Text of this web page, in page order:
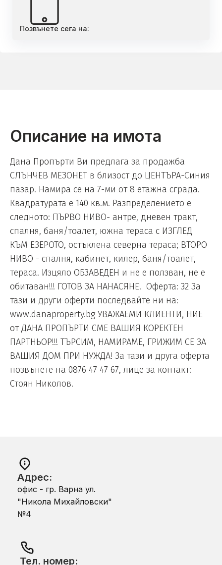
Позвънете сега на:
Описание на имота
Дана Пропърти Ви предлага за продажба
СЛЪНЧЕВ МЕЗОНЕТ в близост до ЦЕНТЪРА-Синия
пазар. Намира се на 7-ми от 8 етажна сграда.
Квадратурата е 140 кв.м. Разпределението е
следното: ПЪРВО НИВО- антре, дневен тракт,
спалня, баня/тоалет, южна тераса с ИЗГЛЕД
КЪМ ЕЗЕРОТО, остъклена северна тераса; ВТОРО
НИВО - спалня, кабинет, килер, баня/тоалет,
тераса. Изцяло ОБЗАВЕДЕН и не е ползван, не е
обитаван!!! ГОТОВ ЗА НАНАСЯНЕ! Оферта: 32 За
тази и други оферти последвайте ни на:
www.danaproperty.bg УВАЖАЕМИ КЛИЕНТИ, НИЕ
от ДАНА ПРОПЪРТИ СМЕ ВАШИЯ КОРЕКТЕН
ПАРТНЬОР!!! ТЪРСИМ, НАМИРАМЕ, ГРИЖИМ СЕ ЗА
ВАШИЯ ДОМ ПРИ НУЖДА! За тази и друга оферта
позвънете на 0876 47 47 67, лице за контакт:
Стоян Николов.
Адрес:
офис - гр. Варна ул.
"Никола Михайловски"
№4
Тел. номер: